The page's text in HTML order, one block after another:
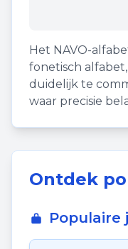
Het NAVO-
fonetisch
duidelijk te
waar precisie
Ontdek
Populaire